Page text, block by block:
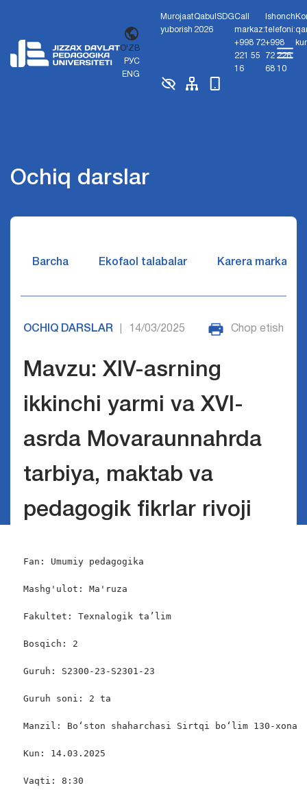
O'ZB
РУС
ENG
Murojaat
yuborish
Qabul
2026
SDGCall
markaz:
+998 72
221 55
16
Ishonch
telefoni:
+998
72 226
68 10
Ochiq darslar
Barcha Ekofaol talabalar Karera markazi
OCHIQ DARSLAR 14/03/2025 Chop etish
Mavzu: XIV-asrning
ikkinchi yarmi va XVI-
asrda Movaraunnahrda
tarbiya, maktab va
pedagogik fikrlar rivoji
Fan: Umumiy pedagogika
Mashg'ulot: Ma'ruza
Fakultet: Texnalogik ta’lim
Bosqich: 2
Guruh: S2300-23-S2301-23
Guruh soni: 2 ta
Manzil: Bo‘ston shaharchasi Sirtqi bo‘lim 130-xona
Kun: 14.03.2025
Vaqti: 8:30